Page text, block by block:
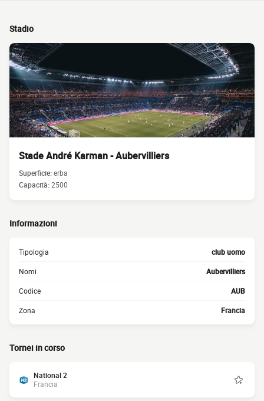
Stadio
Stade André Karman - Aubervilliers
Superficie:erba
Capacità:2500
Informazioni
Tipologia club uomo
Nomi Aubervilliers
Codice AUB
Zona Francia
Tornei in corso
National 2
Francia